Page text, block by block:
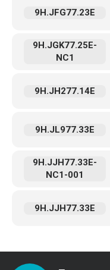
9H.JFG77.23E
9H.JGK77.25E-
NC1
9H.JH277.14E
9H.JL977.33E
9H.JJH77.33E-
NC1-001
9H.JJH77.33E